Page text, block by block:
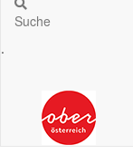
Suche
.